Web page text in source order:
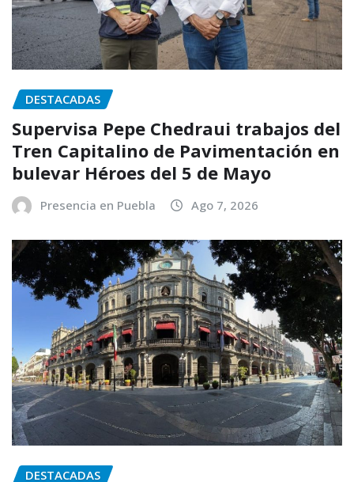
DESTACADAS
Supervisa Pepe Chedraui trabajos del
Tren Capitalino de Pavimentación en
bulevar Héroes del 5 de Mayo
Presencia en Puebla Ago 7, 2026
DESTACADAS